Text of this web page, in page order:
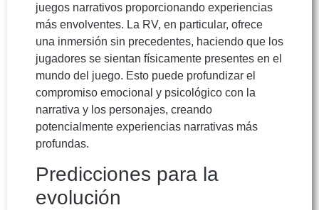
juegos narrativos proporcionando experiencias
más envolventes. La RV, en particular, ofrece
una inmersión sin precedentes, haciendo que los
jugadores se sientan físicamente presentes en el
mundo del juego. Esto puede profundizar el
compromiso emocional y psicológico con la
narrativa y los personajes, creando
potencialmente experiencias narrativas más
profundas.
Predicciones para la
evolución